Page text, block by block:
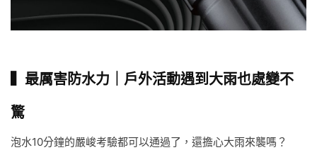
▍最厲害防水力｜戶外活動遇到大雨也處變不
驚
泡水10分鐘的嚴峻考驗都可以通過了，還擔心大雨來襲嗎？